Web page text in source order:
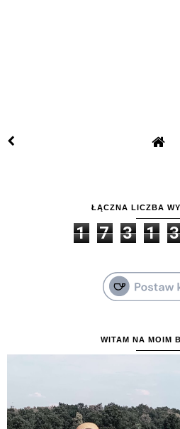
ŁĄCZNA LICZBA
1 7 3 1 3
WITAM NA MOIM